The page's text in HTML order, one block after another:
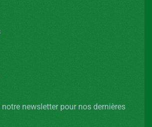
newsletter pour nos dernières